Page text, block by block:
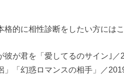
的に相性診断をしたい方には
彼が君を「愛してるのサイン｣
」「幻惑ロマンスの相手」／